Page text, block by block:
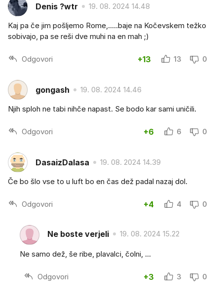
Denis ?wtr 19. 08. 2024 14.48
Kaj pa če jim pošljemo Rome,.....baje na Kočevskem težko
sobivajo, pa se reši dve muhi na en mah ;)
Odgovori +13 13 0
gongash 19. 08. 2024 14.46
Njih sploh ne tabi nihče napast. Se bodo kar sami uničili.
Odgovori +6 6 0
DasaizDalasa 19. 08. 2024 14.39
Če bo šlo vse to u luft bo en čas dež padal nazaj dol.
Odgovori +4 4 0
Ne boste verjeli 19. 08. 2024 15.22
Ne samo dež, še ribe, plavalci, čolni, ...
Odgovori +3 3 0